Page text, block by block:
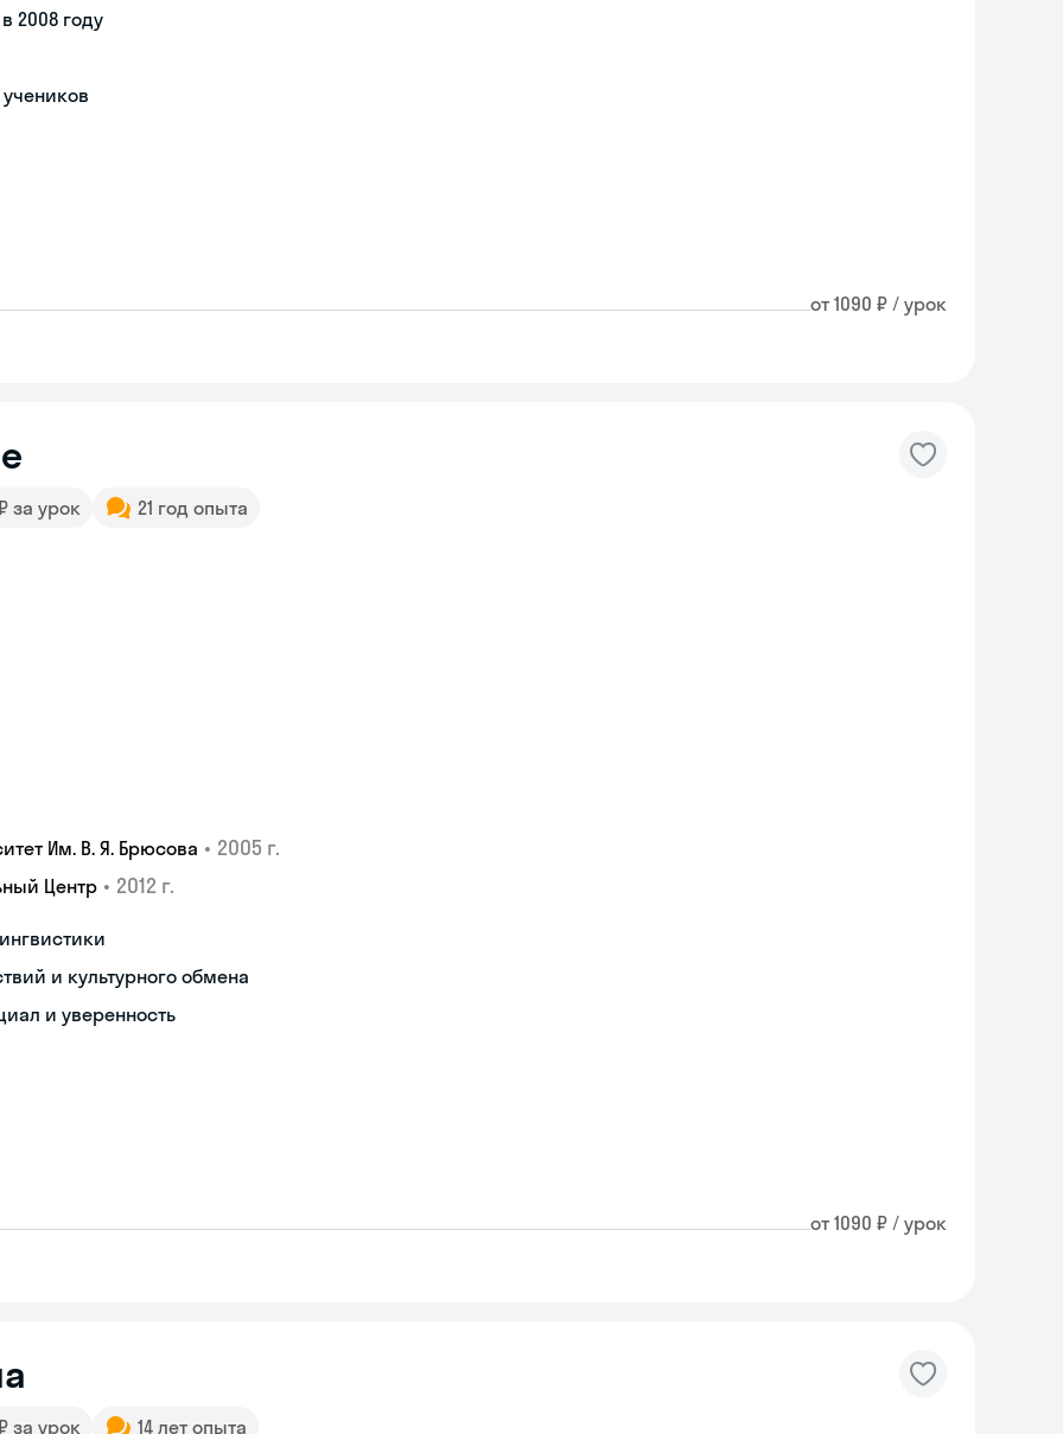
2008 году
от 1090 ₽ / урок
за урок 21 год опыта
Им. В. Я. Брюсова • 2005 г.
Центр • 2012 г.
и культурного обмена
и уверенность
от 1090 ₽ / урок
за урок 14 лет опыта